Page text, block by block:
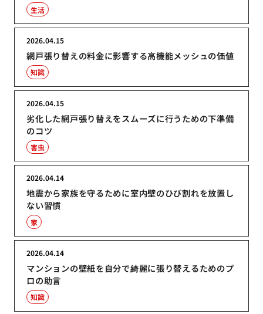
生活
網戸張り替えの料金に影響する高機能メッシュの価値
2026.04.15
知識
劣化した網戸張り替えをスムーズに行うための下準備
のコツ
2026.04.15
害虫
地震から家族を守るために室内壁のひび割れを放置し
ない習慣
2026.04.14
家
マンションの壁紙を自分で綺麗に張り替えるためのプ
ロの助言
2026.04.14
知識